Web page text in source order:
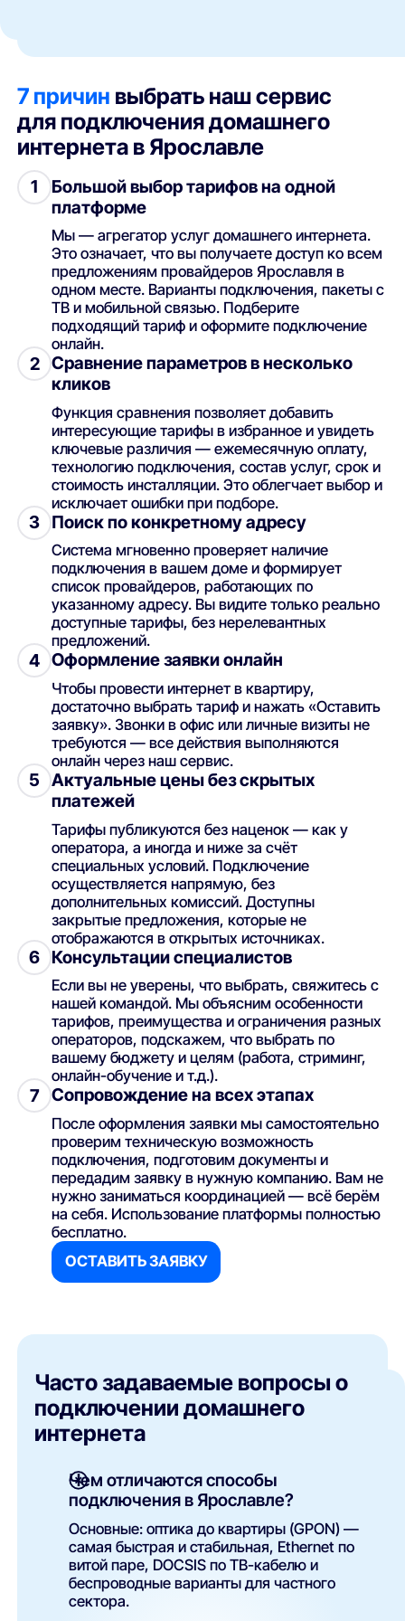
7 причин выбрать наш сервис
для подключения домашнего
интернета в Ярославле
1
Большой выбор тарифов на одной
платформе
Мы — агрегатор услуг домашнего интернета.
Это означает, что вы получаете доступ ко всем
предложениям провайдеров Ярославля в
одном месте. Варианты подключения, пакеты с
ТВ и мобильной связью. Подберите
подходящий тариф и оформите подключение
онлайн.
2 Сравнение параметров в несколько
кликов
Функция сравнения позволяет добавить
интересующие тарифы в избранное и увидеть
ключевые различия — ежемесячную оплату,
технологию подключения, состав услуг, срок и
стоимость инсталляции. Это облегчает выбор и
исключает ошибки при подборе.
3 Поиск по конкретному адресу
Система мгновенно проверяет наличие
подключения в вашем доме и формирует
список провайдеров, работающих по
указанному адресу. Вы видите только реально
доступные тарифы, без нерелевантных
предложений.
4 Оформление заявки онлайн
Чтобы провести интернет в квартиру,
достаточно выбрать тариф и нажать «Оставить
заявку». Звонки в офис или личные визиты не
требуются — все действия выполняются
онлайн через наш сервис.
5
Актуальные цены без скрытых
платежей
Тарифы публикуются без наценок — как у
оператора, а иногда и ниже за счёт
специальных условий. Подключение
осуществляется напрямую, без
дополнительных комиссий. Доступны
закрытые предложения, которые не
отображаются в открытых источниках.
6 Консультации специалистов
Если вы не уверены, что выбрать, свяжитесь с
нашей командой. Мы объясним особенности
тарифов, преимущества и ограничения разных
операторов, подскажем, что выбрать по
вашему бюджету и целям (работа, стриминг,
онлайн-обучение и т.д.).
7 Сопровождение на всех этапах
После оформления заявки мы самостоятельно
проверим техническую возможность
подключения, подготовим документы и
передадим заявку в нужную компанию. Вам не
нужно заниматься координацией — всё берём
на себя. Использование платформы полностью
бесплатно.
ОСТАВИТЬ ЗАЯВКУ
Часто задаваемые вопросы о
подключении домашнего
интернета
Чем отличаются способы
подключения в Ярославле?
Основные: оптика до квартиры (GPON) —
самая быстрая и стабильная, Ethernet по
витой паре, DOCSIS по ТВ-кабелю и
беспроводные варианты для частного
сектора.